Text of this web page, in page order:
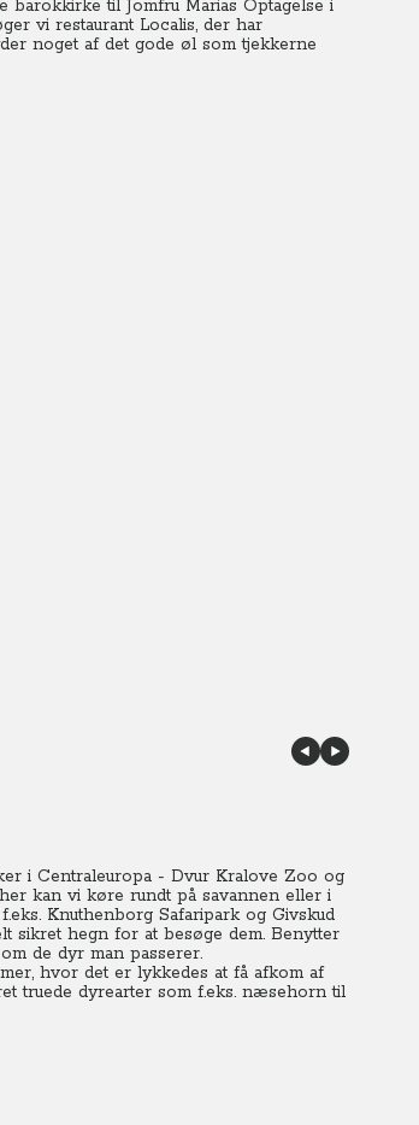
barokkirke til Jomfru Marias Optagelse i
vi restaurant Localis, der har
noget af det gode øl som tjekkerne
i Centraleuropa - Dvur Kralove Zoo og
kan vi køre rundt på savannen eller i
Knuthenborg Safaripark og Givskud
sikret hegn for at besøge dem. Benytter
de dyr man passerer.
hvor det er lykkedes at få afkom af
truede dyrearter som f.eks. næsehorn til